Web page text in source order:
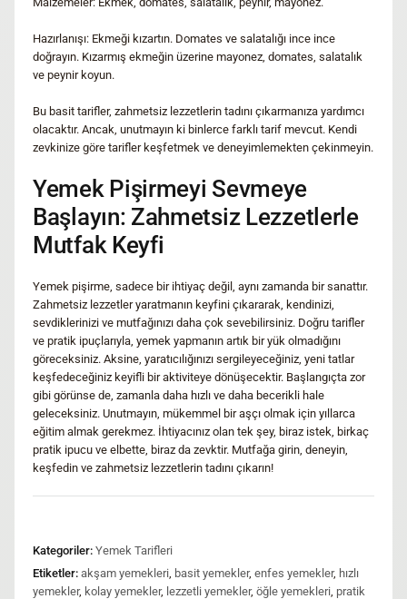
Hazırlanışı: Ekmeği kızartın. Domates ve salatalığı ince ince
doğrayın. Kızarmış ekmeğin üzerine mayonez, domates, salatalık
ve peynir koyun.
Bu basit tarifler, zahmetsiz lezzetlerin tadını çıkarmanıza yardımcı
olacaktır. Ancak, unutmayın ki binlerce farklı tarif mevcut. Kendi
zevkinize göre tarifler keşfetmek ve deneyimlemekten çekinmeyin.
Yemek Pişirmeyi Sevmeye
Başlayın: Zahmetsiz Lezzetlerle
Mutfak Keyfi
Yemek pişirme, sadece bir ihtiyaç değil, aynı zamanda bir sanattır.
Zahmetsiz lezzetler yaratmanın keyfini çıkararak, kendinizi,
sevdiklerinizi ve mutfağınızı daha çok sevebilirsiniz. Doğru tarifler
ve pratik ipuçlarıyla, yemek yapmanın artık bir yük olmadığını
göreceksiniz. Aksine, yaratıcılığınızı sergileyeceğiniz, yeni tatlar
keşfedeceğiniz keyifli bir aktiviteye dönüşecektir. Başlangıçta zor
gibi görünse de, zamanla daha hızlı ve daha becerikli hale
geleceksiniz. Unutmayın, mükemmel bir aşçı olmak için yıllarca
eğitim almak gerekmez. İhtiyacınız olan tek şey, biraz istek, birkaç
pratik ipucu ve elbette, biraz da zevktir. Mutfağa girin, deneyin,
keşfedin ve zahmetsiz lezzetlerin tadını çıkarın!
Kategoriler: Yemek Tarifleri
Etiketler: akşam yemekleri basit yemekler, enfes yemekler, hızlı
yemekler, kolay yemekler, lezzetli yemekler, öğle yemekleri pratik